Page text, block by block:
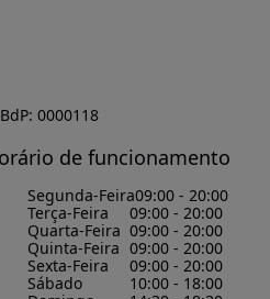
0000118
de funcionamento
Segunda-Feira09:00 - 20:00
Terça-Feira
09:00 - 20:00
Quarta-Feira 09:00 - 20:00
Quinta-Feira 09:00 - 20:00
Sexta-Feira
09:00 - 20:00
Sábado
10:00 - 18:00